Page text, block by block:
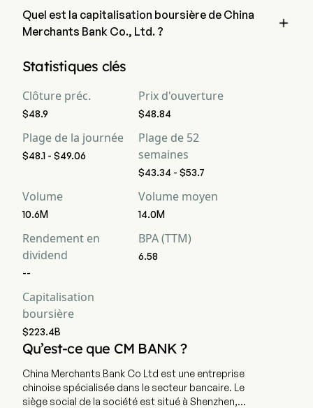
Quel est la capitalisation boursière de China
Merchants Bank Co., Ltd. ?

Co., Ltd. est de $223.4B
Statistiques clés
Clôture préc.
$48.9
Prix d'ouverture
$48.84
Plage de la journée
$48.1 - $49.06
Plage de 52
semaines
$43.34 - $53.7
Volume
10.6M
Volume moyen
14.0M
Rendement en
dividend
--
BPA (TTM)
6.58
Capitalisation
boursière
$223.4B
Qu’est-ce que CM BANK ?
China Merchants Bank Co Ltd est une entreprise
chinoise spécialisée dans le secteur bancaire. Le
siège social de la société est situé à Shenzhen,